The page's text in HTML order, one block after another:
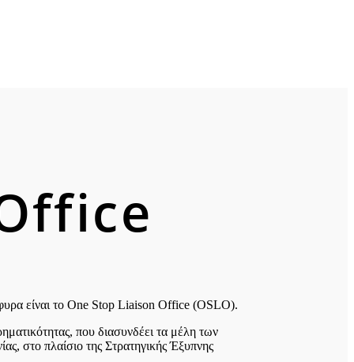
είναι το One Stop Liaison Office (OSLO).
που διασυνδέει τα μέλη των
στο πλαίσιο της Στρατηγικής Έξυπνης